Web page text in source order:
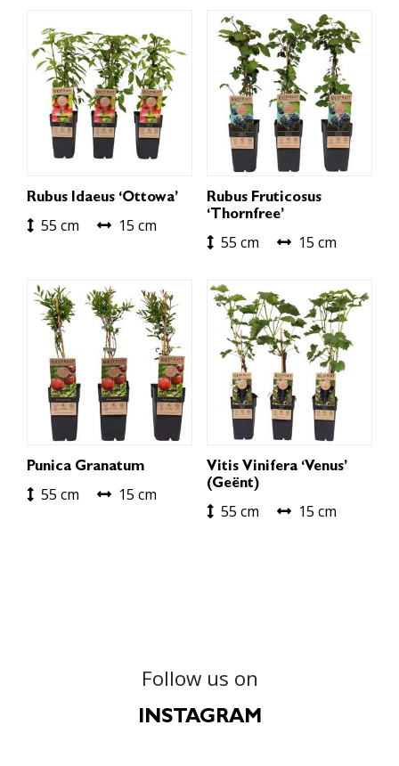
Rubus Idaeus ‘Ottowa’
55 cm 15 cm
Rubus Fruticosus
‘Thornfree’
55 cm 15 cm
Punica Granatum
55 cm 15 cm
Vitis Vinifera ‘Venus’
(geënt)
55 cm 15 cm
Follow us on
INSTAGRAM